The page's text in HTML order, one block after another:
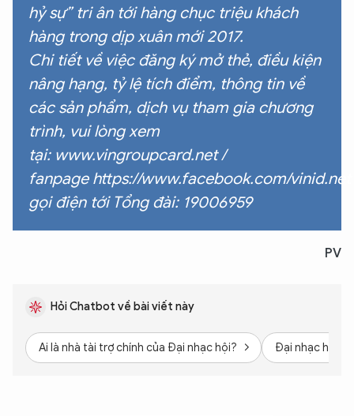
hỷ sự” tri ân tới hàng chục triệu khách
hàng trong dịp xuân mới 2017.
Chi tiết về việc đăng ký mở thẻ, điều kiện
nâng hạng, tỷ lệ tích điểm, thông tin về
các sản phẩm, dịch vụ tham gia chương
trình, vui lòng xem
tại: www.vingroupcard.net/
fanpage https://www.facebook.com/vinid.net
gọi điện tới Tổng đài: 19006959
PV
Hỏi Chatbot về bài viết này
Ai là nhà tài trợ chính của Đại nhạc hội? Đại nhạc hội